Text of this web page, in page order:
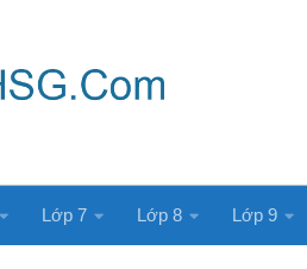
Lớp 7 Lớp 8 Lớp 9